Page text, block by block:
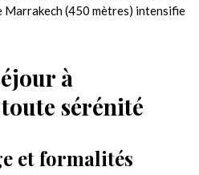
Marrakech (450 mètres) intensifie
à
sérénité
et formalités